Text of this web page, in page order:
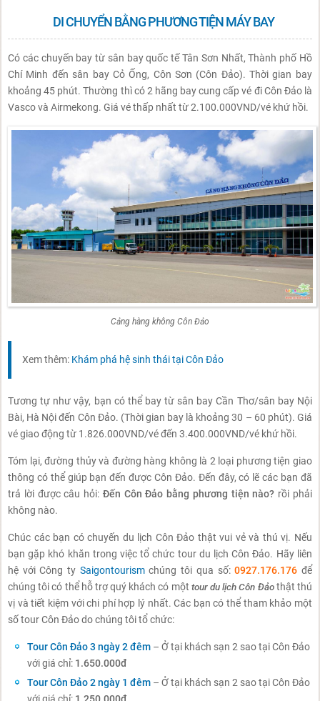
DI CHUYỂN BẰNG PHƯƠNG TIỆN MÁY BAY
Có các chuyến bay từ sân bay quốc tế Tân Sơn Nhất, Thành phố Hồ
Chí Minh đến sân bay Cỏ Ống, Côn Sơn (Côn Đảo). Thời gian bay
khoảng 45 phút. Thường thì có 2 hãng bay cung cấp vé đi Côn Đảo là
Vasco và Airmekong. Giá vé thấp nhất từ 2.100.000VND/vé khứ hồi.
Cảng hàng không Côn Đảo
Xem thêm: Khám phá hệ sinh thái tại Côn Đảo
Tương tự như vậy, bạn có thể bay từ sân bay Cần Thơ/sân bay Nội
Bài, Hà Nội đến Côn Đảo. (Thời gian bay là khoảng 30 – 60 phút). Giá
vé giao động từ 1.826.000VND/vé đến 3.400.000VND/vé khứ hồi.
Tóm lại, đường thủy và đường hàng không là 2 loại phương tiện giao
thông có thể giúp bạn đến được Côn Đảo. Đến đây, có lẽ các bạn đã
trả lời được câu hỏi: Đến Côn Đảo bằng phương tiện nào? rồi phải
không nào.
Chúc các bạn có chuyến du lịch Côn Đảo thật vui vẻ và thú vị. Nếu
bạn gặp khó khăn trong việc tổ chức tour du lịch Côn Đảo. Hãy liên
hệ với Công ty Saigontourismchúng tôi qua số:0927.176.176 để
chúng tôi có thể hỗ trợ quý khách có một tour du lịch Côn Đảothật thú
vị và tiết kiệm với chi phí hợp lý nhất. Các bạn có thể tham khảo một
số tour Côn Đảo do chúng tôi tổ chức:
Tour Côn Đảo 3 ngày 2 đêm – Ở tại khách sạn 2 sao tại Côn Đảo
với giá chỉ: 1.650.000đ
Tour Côn Đảo 2 ngày 1 đêm – Ở tại khách sạn 2 sao tại Côn Đảo